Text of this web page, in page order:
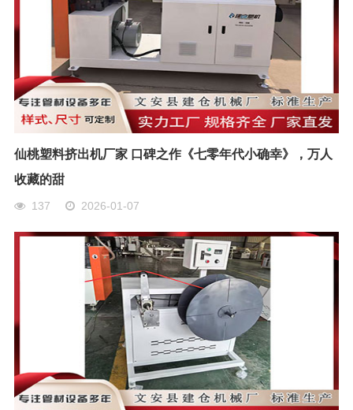
仙桃塑料挤出机厂家 口碑之作《七零年代小确幸》，万人
收藏的甜
137 2026-01-07